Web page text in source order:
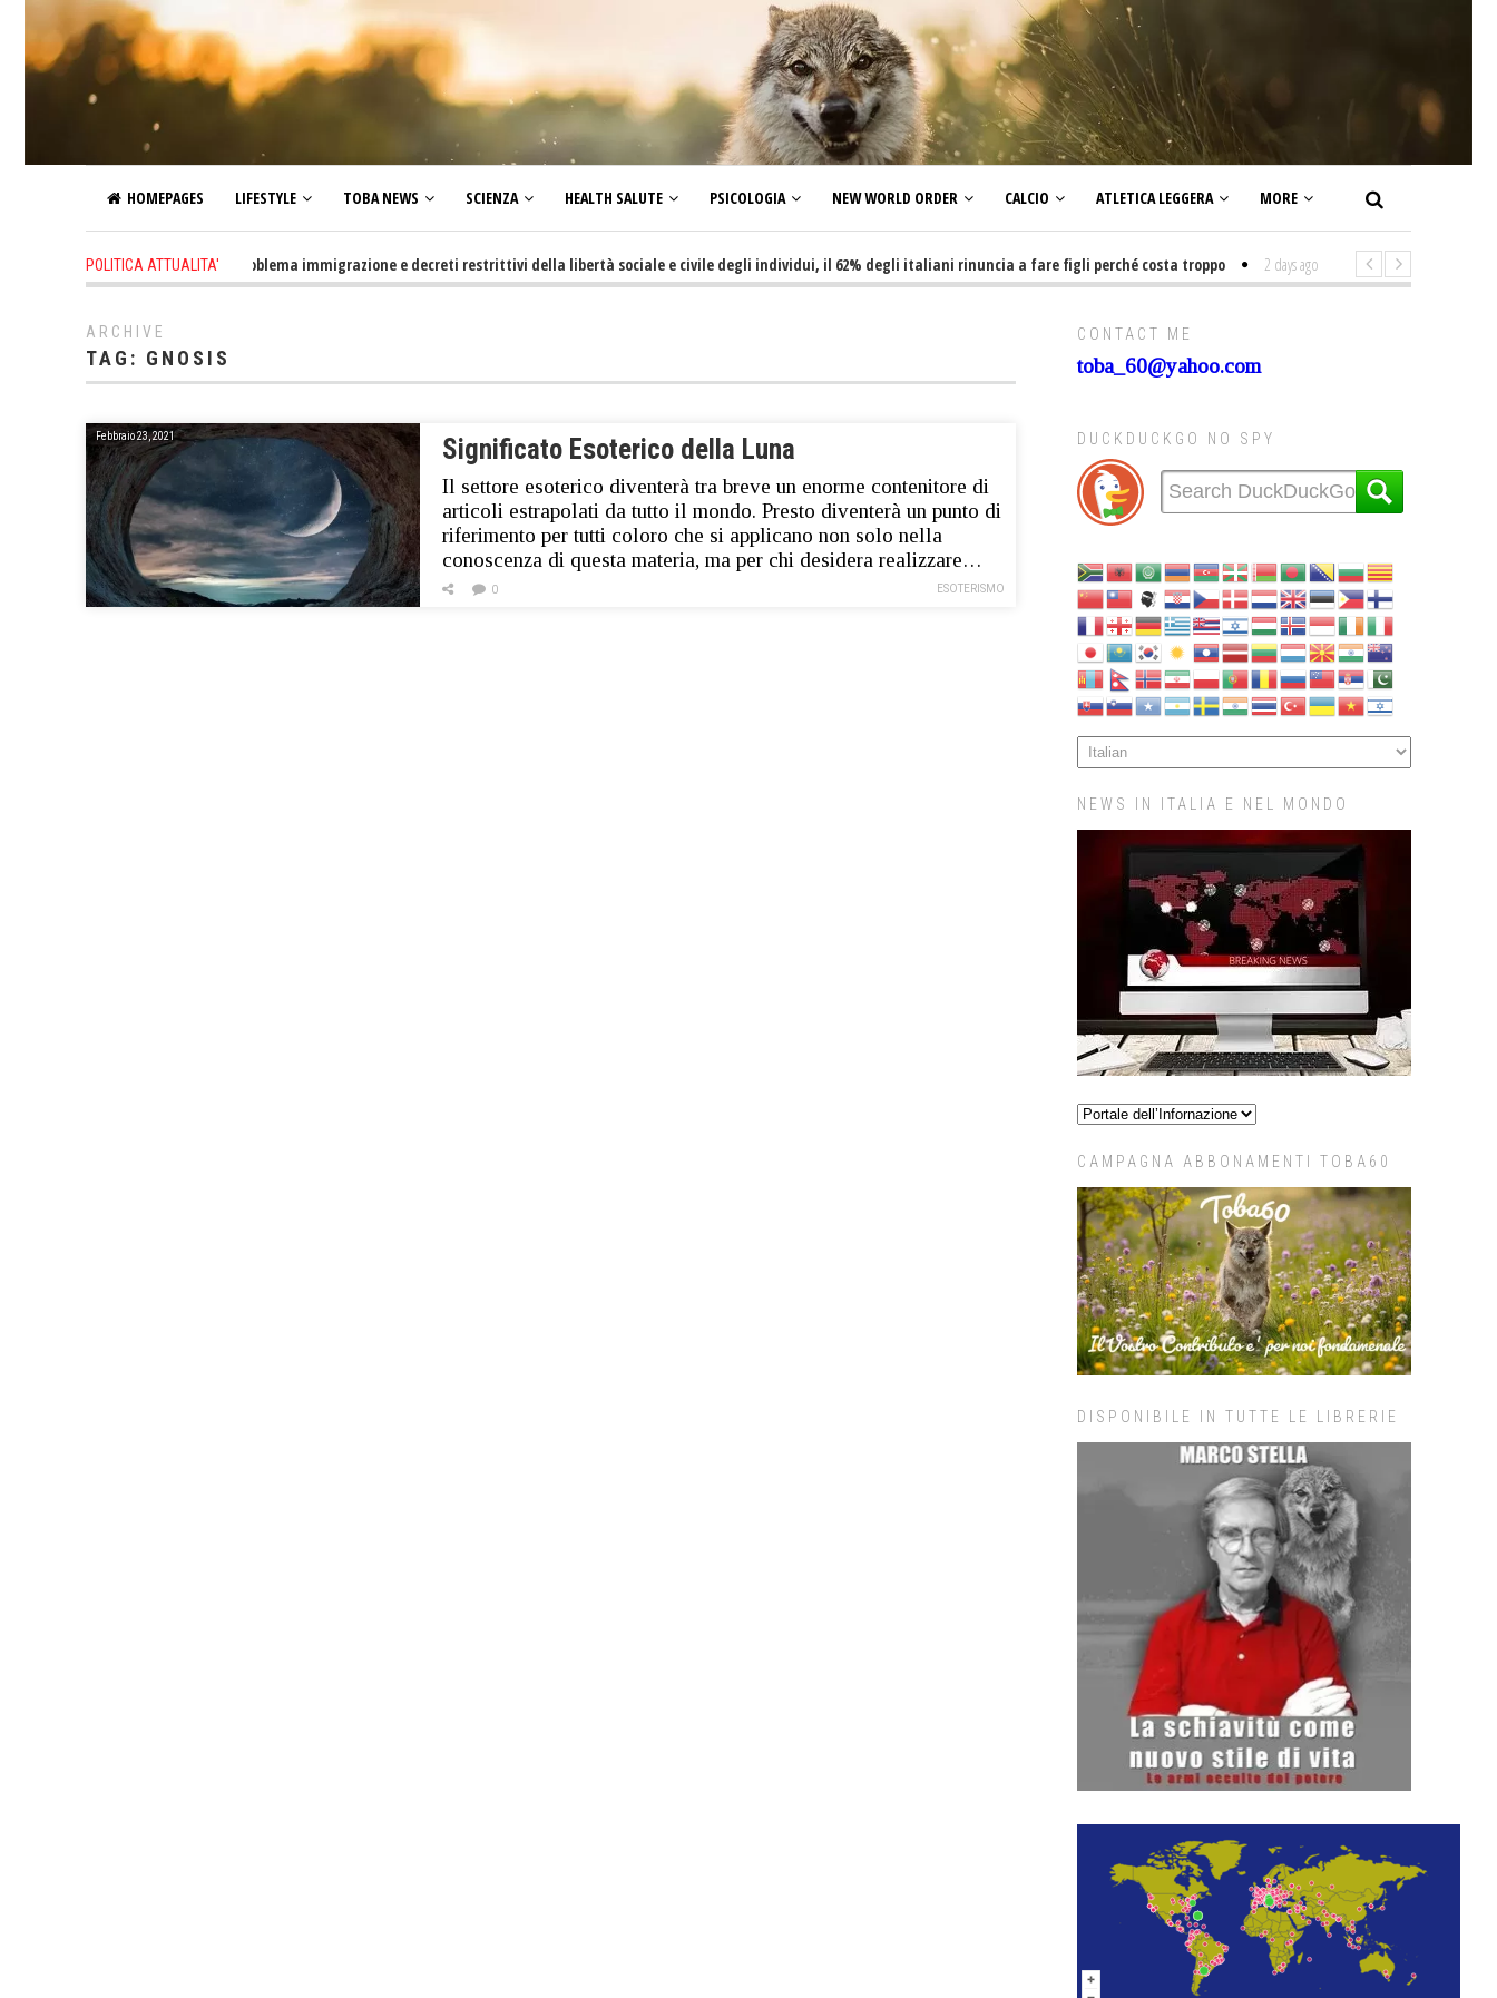
HOMEPAGES LIFESTYLE TOBA NEWS SCIENZA HEALTH SALUTE PSICOLOGIA NEW WORLD ORDER CALCIO ATLETICA LEGGERA MORE
POLITICA ATTUALITA'
1 day ago - Altro che problema immigrazione e decreti restrittivi della libertà sociale e civile degli individui, il 62% degli italiani rinuncia a fare figli perché costa troppo 2 days ago - Non mi interesso di politica
ARCHIVE
TAG: GNOSIS
Febbraio 23, 2021 Significato Esoterico della Luna
Il settore esoterico diventerà tra breve un enorme contenitore di
articoli estrapolati da tutto il mondo. Presto diventerà un punto di
riferimento per tutti coloro che si applicano non solo nella
conoscenza di questa materia, ma per chi desidera realizzare…
ESOTERISMO
0
CONTACT ME
toba_60@yahoo.com
DUCKDUCKGO NO SPY
NEWS IN ITALIA E NEL MONDO
CAMPAGNA ABBONAMENTI TOBA60
DISPONIBILE IN TUTTE LE LIBRERIE